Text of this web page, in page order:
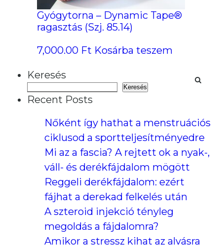
Gyógytorna – Dynamic Tape®
ragasztás (Szj. 85.14)
7,000.00 Ft Kosárba teszem
Keresés
Keresés
Recent Posts
Nőként így hathat a menstruációs
ciklusod a sportteljesítményedre
Mi az a fascia? A rejtett ok a nyak-,
váll- és derékfájdalom mögött
Reggeli derékfájdalom: ezért
fájhat a derekad felkelés után
A szteroid injekció tényleg
megoldás a fájdalomra?
Amikor a stressz kihat az alvásra